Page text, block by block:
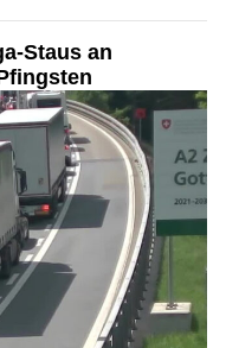
Staus an